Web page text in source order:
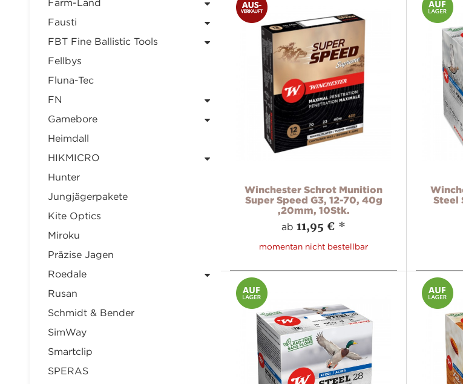
Winchester Schrot Munition
Super Speed G3, 12-70, 40g
,20mm, 10Stk.
ab11,95 € *
momentan nicht bestellbar
Steel
Farm-Land
Fausti
FBT Fine Ballistic Tools
Fellbys
Fluna-Tec
FN
Gamebore
Heimdall
HIKMICRO
Hunter
Jungjägerpakete
Kite Optics
Miroku
Präzise Jagen
Roedale
Rusan
Schmidt & Bender
SimWay
Smartclip
SPERAS